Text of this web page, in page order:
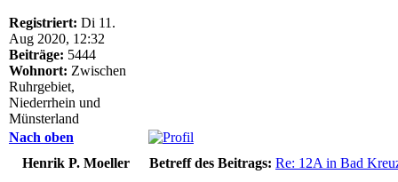
Registriert: Di 11.
Aug 2020, 12:32
Beiträge: 5444
Wohnort: Zwischen
Ruhrgebiet,
Niederrhein und
Münsterland
Nach oben
Henrik P. Moeller
Betreff des Beitrags: Re: 12A in Bad